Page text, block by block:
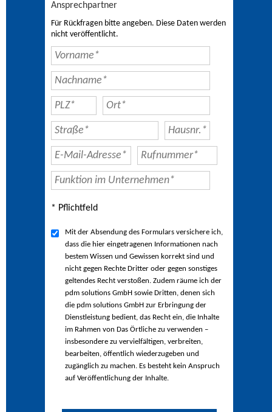
Ansprechpartner
Für Rückfragen bitte angeben. Diese Daten werden
nicht veröffentlicht.
* Pflichtfeld
Mit der Absendung des Formulars versichere ich,
dass die hier eingetragenen Informationen nach
bestem Wissen und Gewissen korrekt sind und
nicht gegen Rechte Dritter oder gegen sonstiges
geltendes Recht verstoßen. Zudem räume ich der
pdm solutions GmbH sowie Dritten, denen sich
die pdm solutions GmbH zur Erbringung der
Dienstleistung bedient, das Recht ein, die Inhalte
im Rahmen von Das Örtliche zu verwenden –
insbesondere zu vervielfältigen, verbreiten,
bearbeiten, öffentlich wiederzugeben und
zugänglich zu machen. Es besteht kein Anspruch
auf Veröffentlichung der Inhalte.